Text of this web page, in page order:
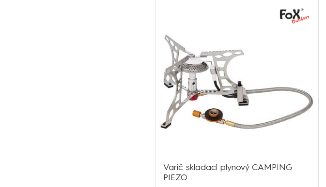
Varič skladací plynový CAMPING
PIEZO